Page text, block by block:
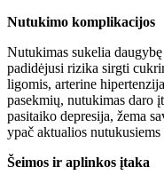
Nutukimo komplikacijos
Nutukimas sukelia
padidėjusi rizika sirgti
ligomis, arterine
pasekmių, nutukimas daro
pasitaiko depresija, žema
ypač aktualios
Šeimos ir aplinkos įtaka